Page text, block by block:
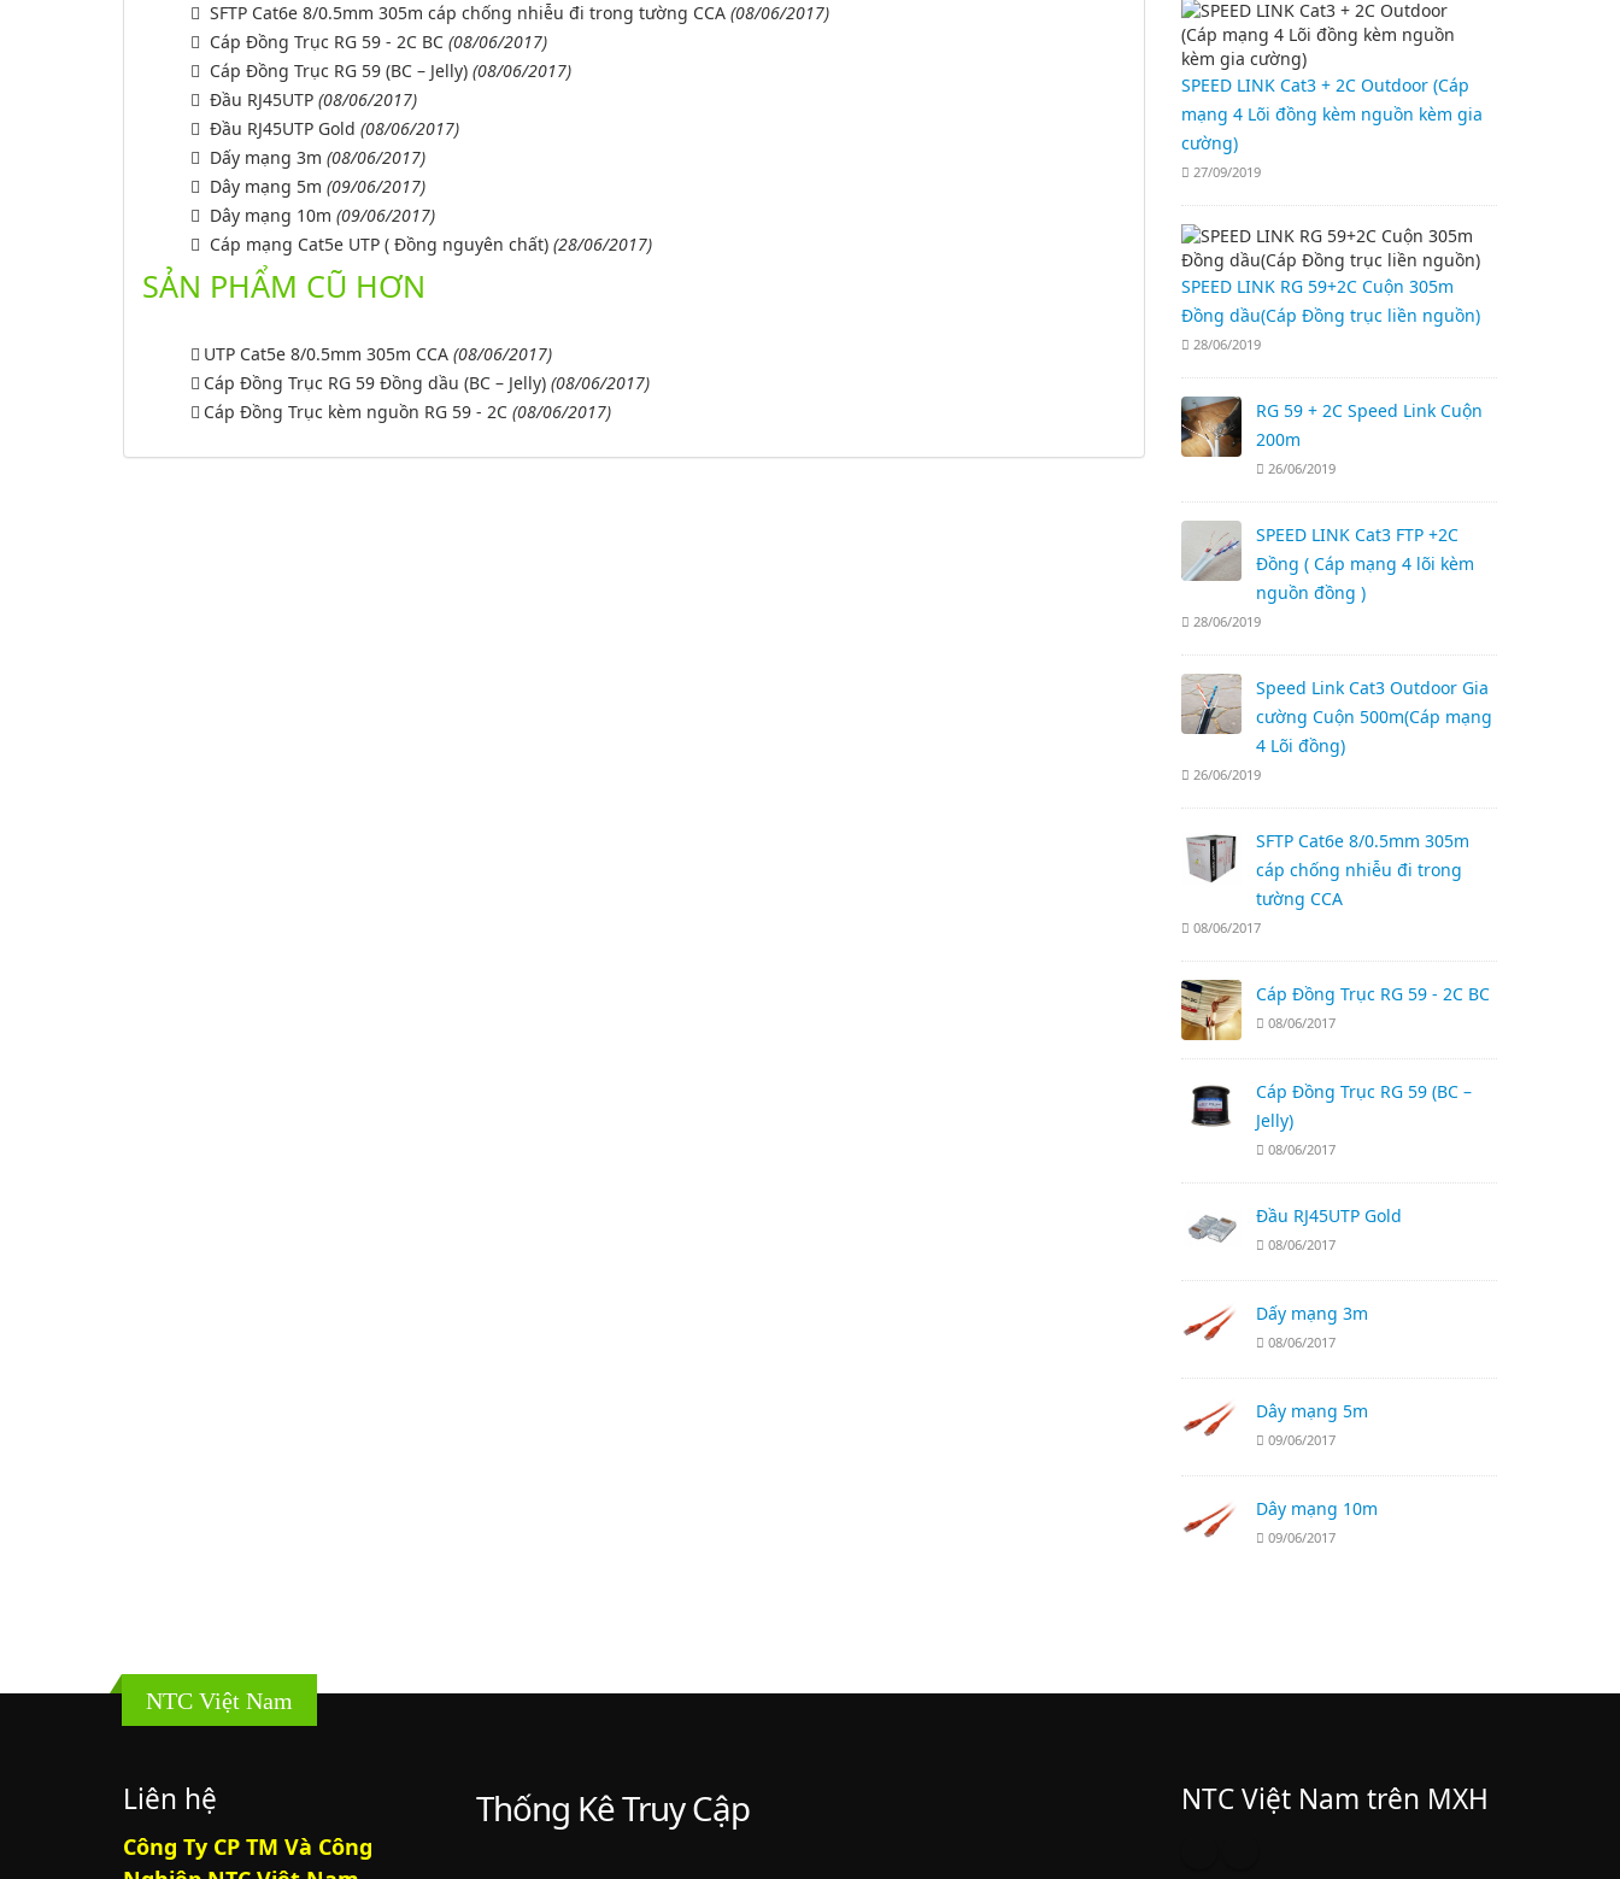
SFTP Cat6e 8/0.5mm 305m cáp chống nhiễu đi trong tường CCA (08/06/2017)
Cáp Đồng Trục RG 59 - 2C BC (08/06/2017)
Cáp Đồng Trục RG 59 (BC – Jelly) (08/06/2017)
Đầu RJ45UTP (08/06/2017)
Đầu RJ45UTP Gold (08/06/2017)
Dấy mạng 3m (08/06/2017)
Dây mạng 5m (09/06/2017)
Dây mạng 10m (09/06/2017)
Cáp mạng Cat5e UTP ( Đồng nguyên chất) (28/06/2017)
SẢN PHẨM CŨ HƠN
UTP Cat5e 8/0.5mm 305m CCA (08/06/2017)
Cáp Đồng Trục RG 59 Đồng dầu (BC – Jelly) (08/06/2017)
Cáp Đồng Trục kèm nguồn RG 59 - 2C (08/06/2017)
SPEED LINK Cat3 + 2C Outdoor (Cáp
mạng 4 Lõi đồng kèm nguồn kèm gia
cường)
27/09/2019
SPEED LINK RG 59+2C Cuộn 305m
Đồng dầu(Cáp Đồng trục liền nguồn)
28/06/2019
RG 59 + 2C Speed Link Cuộn
200m
26/06/2019
SPEED LINK Cat3 FTP +2C
Đồng ( Cáp mạng 4 lõi kèm
nguồn đồng )
28/06/2019
Speed Link Cat3 Outdoor Gia
cường Cuộn 500m(Cáp mạng
4 Lõi đồng)
26/06/2019
SFTP Cat6e 8/0.5mm 305m
cáp chống nhiễu đi trong
tường CCA
08/06/2017
Cáp Đồng Trục RG 59 - 2C BC
08/06/2017
Cáp Đồng Trục RG 59 (BC –
Jelly)
08/06/2017
Đầu RJ45UTP Gold
08/06/2017
Dấy mạng 3m
08/06/2017
Dây mạng 5m
09/06/2017
Dây mạng 10m
09/06/2017
NTC Việt Nam
Liên hệ
Công Ty CP TM Và Công
Thống Kê Truy Cập NTC Việt Nam trên MXH